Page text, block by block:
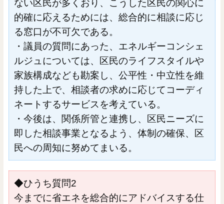
ない区民が多くおり、こうした区民の関心に
的確に応えるためには、総合的に相談に応じ
る窓口が不可欠である。
・議員の質問にあった、エネルギーコンシェ
ルジュについては、区民のライフスタイルや
家族構成なども勘案し、公平性・中立性を維
持した上で、相談者の求めに応じてコーディ
ネートするサービスを考えている。
・今後は、関係所管と連携し、区民ニーズに
即した相談事業となるよう、体制の確保、区
民への周知に努めてまいる。
◆ひうち質問2
今までに省エネを総合的にアドバイスする仕